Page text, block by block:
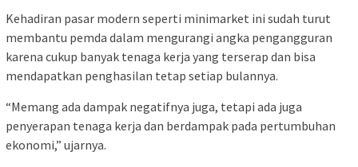
Kehadiran pasar modern seperti minimarket ini sudah turut
membantu pemda dalam mengurangi angka pengangguran
karena cukup banyak tenaga kerja yang terserap dan bisa
mendapatkan penghasilan tetap setiap bulannya.
“Memang ada dampak negatifnya juga, tetapi ada juga
penyerapan tenaga kerja dan berdampak pada pertumbuhan
ekonomi,” ujarnya.